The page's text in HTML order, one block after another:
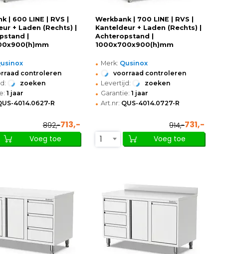
| 600 LINE | RVS |
+ Laden (Rechts) |
|
controleren
zoeken
1 jaar
4014.0627-R
892,-713,-
Voeg toe
Werkbank | 700 LINE | RVS |
Kanteldeur + Laden (Rechts) |
Achteropstand |
1000x700x900(h)mm
• Merk: Qusinox
• voorraad controleren
• Levertijd: zoeken
• Garantie: 1 jaar
• Art.nr: QUS-4014.0727-R
914,-731,-
1
Voeg toe